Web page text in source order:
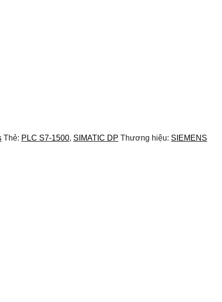
Thẻ: PLC S7-1500, SIMATIC DP Thương hiệu: SIEMENS